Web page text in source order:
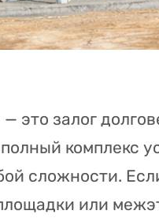
это залог
комплекс
сложности.
или